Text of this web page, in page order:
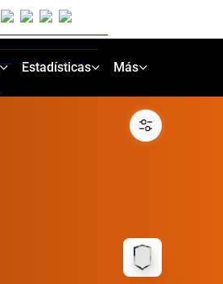
Estadísticas Más